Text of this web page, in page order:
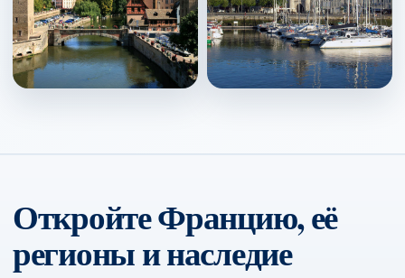
Откройте Францию, её
регионы и наследие